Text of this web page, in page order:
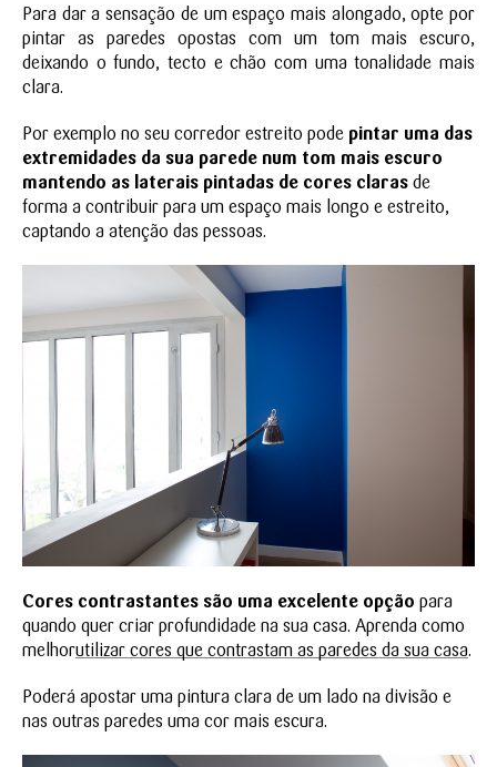
Para dar a sensação de um espaço mais alongado, opte por
pintar as paredes opostas com um tom mais escuro,
deixando o fundo, tecto e chão com uma tonalidade mais
clara.
Por exemplo no seu corredor estreito pode pintar uma das
extremidades da sua parede num tom mais escuro
mantendo as laterais pintadas de cores claras de
forma a contribuir para um espaço mais longo e estreito,
captando a atenção das pessoas.
Cores contrastantes são uma excelente opção para
quando quer criar profundidade na sua casa. Aprenda como
melhorutilizar cores que contrastam as paredes da sua casa.
Poderá apostar uma pintura clara de um lado na divisão e
nas outras paredes uma cor mais escura.